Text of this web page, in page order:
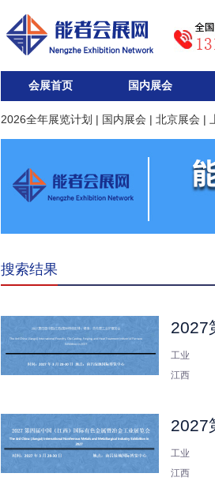
会展首页 国内展会
2026全年展览计划 | 国内展会 | 北京展会 |
搜索结果
2027
工业
江西
2027
工业
江西